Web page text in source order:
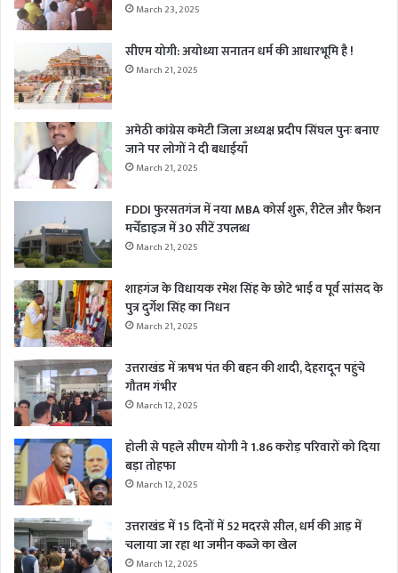
March 23, 2025
सीएम योगी: अयोध्या सनातन धर्म की आधारभूमि है !
March 21, 2025
अमेठी कांग्रेस कमेटी जिला अध्यक्ष प्रदीप सिंघल पुनः बनाए
जाने पर लोगों ने दी बधाईयाँ
March 21, 2025
FDDI फुरसतगंज में नया MBA कोर्स शुरू, रीटेल और फैशन
मर्चेंडाइज में 30 सीटें उपलब्ध
March 21, 2025
शाहगंज के विधायक रमेश सिंह के छोटे भाई व पूर्व सांसद के
पुत्र दुर्गेश सिंह का निधन
March 21, 2025
उत्तराखंड में ऋषभ पंत की बहन की शादी, देहरादून पहुंचे
गौतम गंभीर
March 12, 2025
होली से पहले सीएम योगी ने 1.86 करोड़ परिवारों को दिया
बड़ा तोहफा
March 12, 2025
उत्तराखंड में 15 दिनों में 52 मदरसे सील, धर्म की आड़ में
चलाया जा रहा था जमीन कब्जे का खेल
March 12, 2025